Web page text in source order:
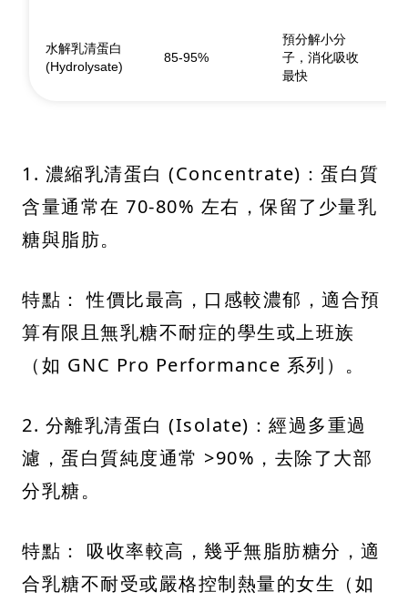
水解乳清蛋白
(Hydrolysate)
85-95%
預分解小分
子，消化吸收
最快
1. 濃縮乳清蛋白 (Concentrate)：蛋白質
含量通常在 70-80% 左右，保留了少量乳
糖與脂肪。
特點： 性價比最高，口感較濃郁，適合預
算有限且無乳糖不耐症的學生或上班族
（如 GNC Pro Performance 系列）。
2. 分離乳清蛋白 (Isolate)：經過多重過
濾，蛋白質純度通常 >90%，去除了大部
分乳糖。
特點： 吸收率較高，幾乎無脂肪糖分，適
合乳糖不耐受或嚴格控制熱量的女生（如